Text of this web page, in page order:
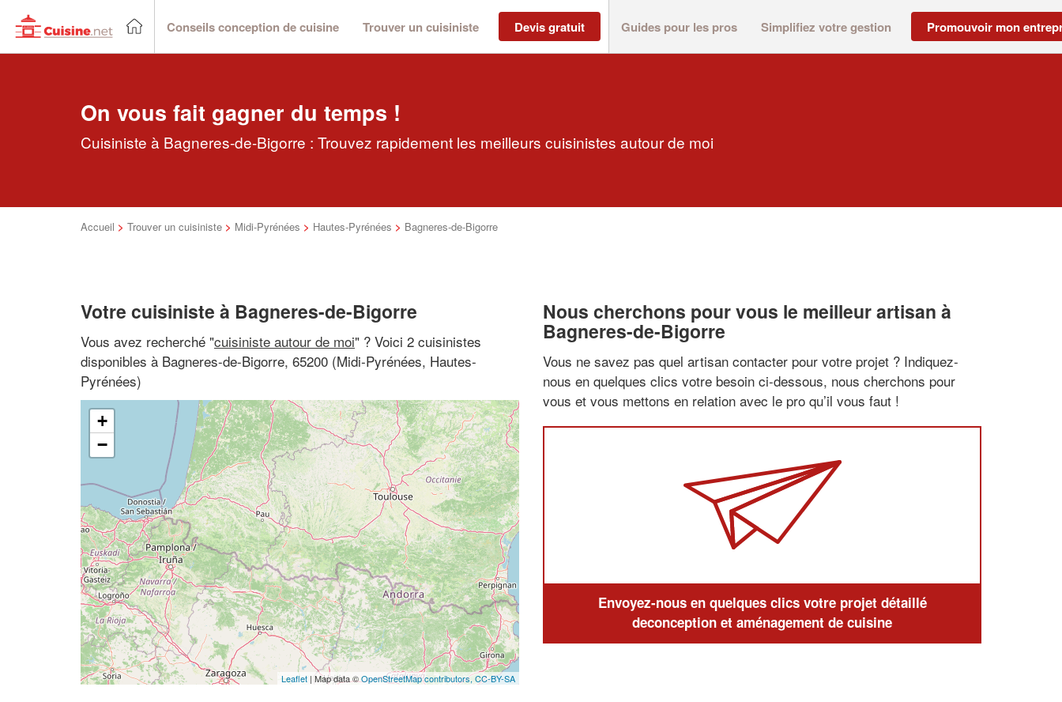
Conseils conception de cuisine Trouver un cuisiniste Devis gratuit Guides pour les pros Simplifiez votre gestion Promouvoir mon
On vous fait gagner du temps !
Cuisiniste à Bagneres-de-Bigorre : Trouvez rapidement les meilleurs cuisinistes autour de moi
Accueil > Trouver un cuisiniste > Midi-Pyrénées > Hautes-Pyrénées > Bagneres-de-Bigorre
Votre cuisiniste à Bagneres-de-Bigorre
Vous avez recherché "cuisiniste autour de moi" ? Voici 2 cuisinistes
disponibles à Bagneres-de-Bigorre, 65200 (Midi-Pyrénées, Hautes-
Pyrénées)
+
−
Leaflet | Map data ©OpenStreetMap contributors,CC-BY-SA
Nous cherchons pour vous le meilleur artisan à
Bagneres-de-Bigorre
Vous ne savez pas quel artisan contacter pour votre projet ? Indiquez-
nous en quelques clics votre besoin ci-dessous, nous cherchons pour
vous et vous mettons en relation avec le pro qu’il vous faut !
Envoyez-nous en quelques clics votre projet détaillé
deconception et aménagement de cuisine